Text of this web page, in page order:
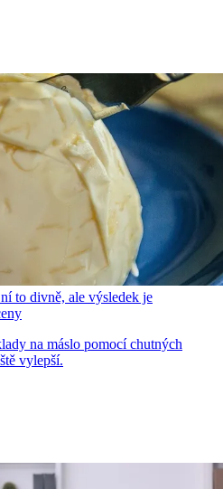
to divně, ale výsledek je
na máslo pomocí chutných
vylepší.